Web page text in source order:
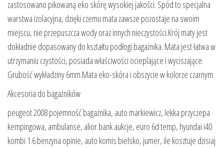
zastosowano pikowaną eko skórę wysokiej jakości. Spód to specjalna
warstwa izolacyjna, dzięki czemu mata zawsze pozostaje na swoim
miejscu, nie przepuszcza wody oraz innych nieczystości.Krój maty jest
dokładnie dopasowany do kształtu podłogi bagażnika. Mata jest łatwa w
utrzymaniu czystości, posiada właściwości ocieplające i wyciszające.
Grubość wykładziny 6mm.Mata eko-skóra i obszycie w kolorze czarnym.
Akcesoria do bagażników
peugeot 2008 pojemność bagażnika, auto markiewicz, lekka przyczepa
kempingowa, ambulanse, alior bank aukcje, euro 6d temp, hyundai i40
kombi 1.6 benzyna opinie, auto komis bielsko, jumer, ile kosztuje dzisiaj